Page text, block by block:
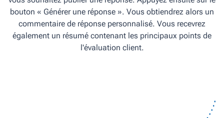
bouton « Générer une réponse ». Vous obtiendrez alors un
commentaire de réponse personnalisé. Vous recevrez
également un résumé contenant les principaux points de
l'évaluation client.